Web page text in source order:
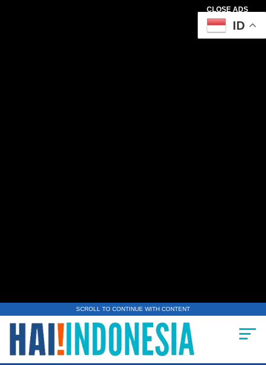
CLOSE ADS
SCROLL TO CONTINUE WITH CONTENT
ID